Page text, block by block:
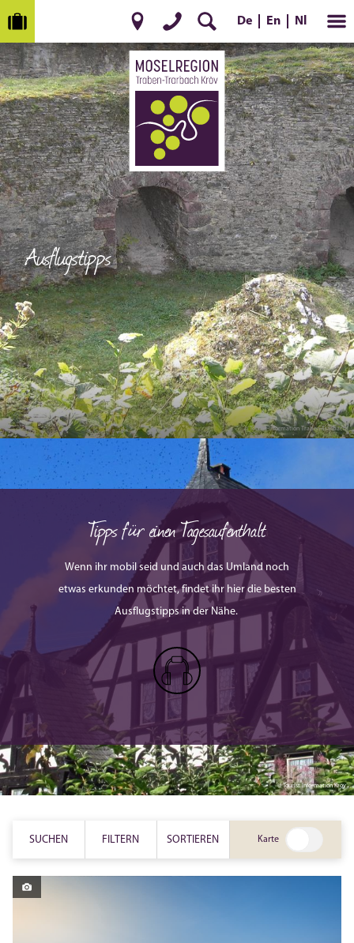
De En Nl
© Tourist-Information Traben-Trarbach
Ausflugstipps
© Tourist Information Kröv
Tipps für einen Tagesaufenthalt
Wenn ihr mobil seid und auch das Umland noch
etwas erkunden möchtet, findet ihr hier die besten
Ausflugstipps in der Nähe.
SUCHEN FILTERN SORTIEREN Karte